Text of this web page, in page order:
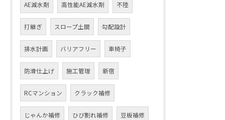
AE減水剤 高性能AE減水剤 不陸
打継ぎ スロープ土間 勾配設計
排水計画 バリアフリー 車椅子
防滑仕上げ 施工管理 新宿
RCマンション クラック補修
じゃんか補修 ひび割れ補修 豆板補修